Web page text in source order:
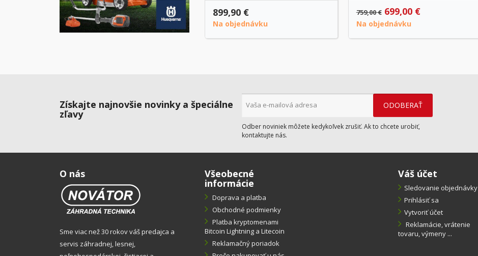
899,90 €
Na objednávku
759,00 € 699,00 €
Na objednávku
Získajte najnovšie novinky a špeciálne
zľavy
Odber noviniek môžete kedykoľvek zrušiť. Ak to chcete urobiť,
kontaktujte nás.
O nás
Sme viac než 30 rokov váš predajca a
servis záhradnej, lesnej,
Všeobecné
informácie
Doprava a platba
Obchodné podmienky
Platba kryptomenami
Bitcoin Lightning a Litecoin
Reklamačný poriadok
Váš účet
Sledovanie objednávky
Prihlásiť sa
Vytvoriť účet
Reklamácie, vrátenie
tovaru, výmeny ...